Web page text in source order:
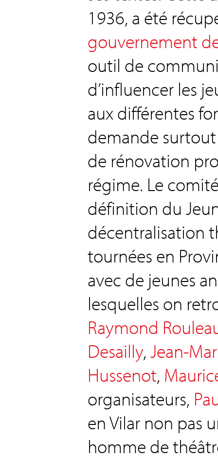
1936, a été
gouvernement
outil de
d’influencer les
aux différentes
demande
de rénovation
régime. Le
définition du
décentralisation
tournées en
avec de jeunes
lesquelles on
Raymond
Desailly,Jean-
Hussenot,
organisateurs,
en Vilar non pas
homme de